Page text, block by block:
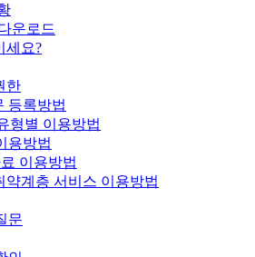
운로드
세요?
한
등록방법
형별 이용방법
용방법
이용방법
약계층 서비스 이용방법
문